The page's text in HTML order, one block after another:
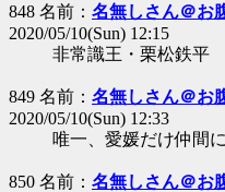
848 名前： 名無しさん＠お
2020/05/10(Sun) 12:15
非常識王・栗松鉄平
849 名前： 名無しさん＠お
2020/05/10(Sun) 12:33
唯一、愛媛だけ仲間
850 名前： 名無しさん＠お